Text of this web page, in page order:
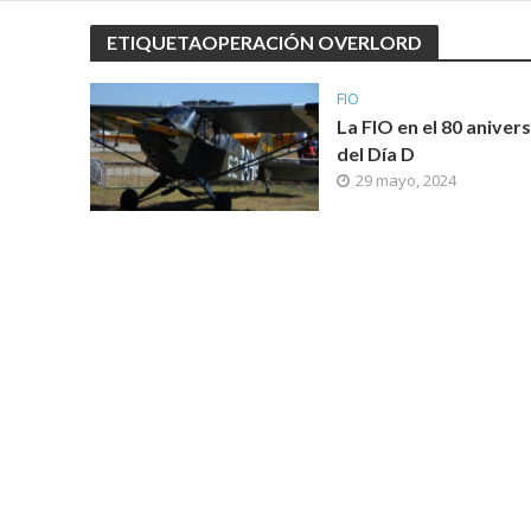
ETIQUETAOPERACIÓN OVERLORD
FIO
La FIO en el 80
del Día D
29 mayo, 2024